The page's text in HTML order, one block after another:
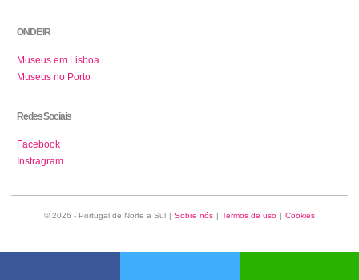
ONDE IR
Museus em Lisboa
Museus no Porto
Redes Sociais
Facebook
Instragram
© 2026 - Portugal de Norte a Sul | Sobre nós | Termos de uso | Cookies